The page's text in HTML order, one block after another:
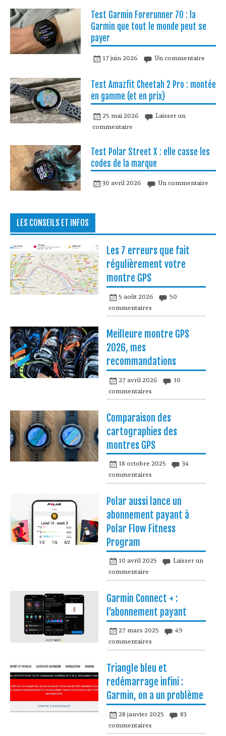
Test Garmin Forerunner 70 : la
Garmin que tout le monde peut se
payer
17 juin 2026 Un commentaire
Test Amazfit Cheetah 2 Pro : montée
en gamme (et en prix)
25 mai 2026
Laisser un
commentaire
Test Polar Street X : elle casse les
codes de la marque
30 avril 2026 Un commentaire
LES CONSEILS ET INFOS
Les 7 erreurs que fait
régulièrement votre
montre GPS
5 août 2026
50
commentaires
Meilleure montre GPS
2026, mes
recommandations
27 avril 2026
10
commentaires
Comparaison des
cartographies des
montres GPS
18 octobre 2025
34
commentaires
Polar aussi lance un
abonnement payant à
Polar Flow Fitness
Program
10 avril 2025
Laisser un
commentaire
Garmin Connect + :
l’abonnement payant
27 mars 2025
49
commentaires
Triangle bleu et
redémarrage infini :
Garmin, on a un problème
28 janvier 2025
83
commentaires